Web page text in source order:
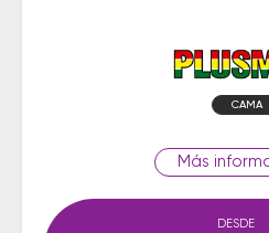
CAMA
DESDE